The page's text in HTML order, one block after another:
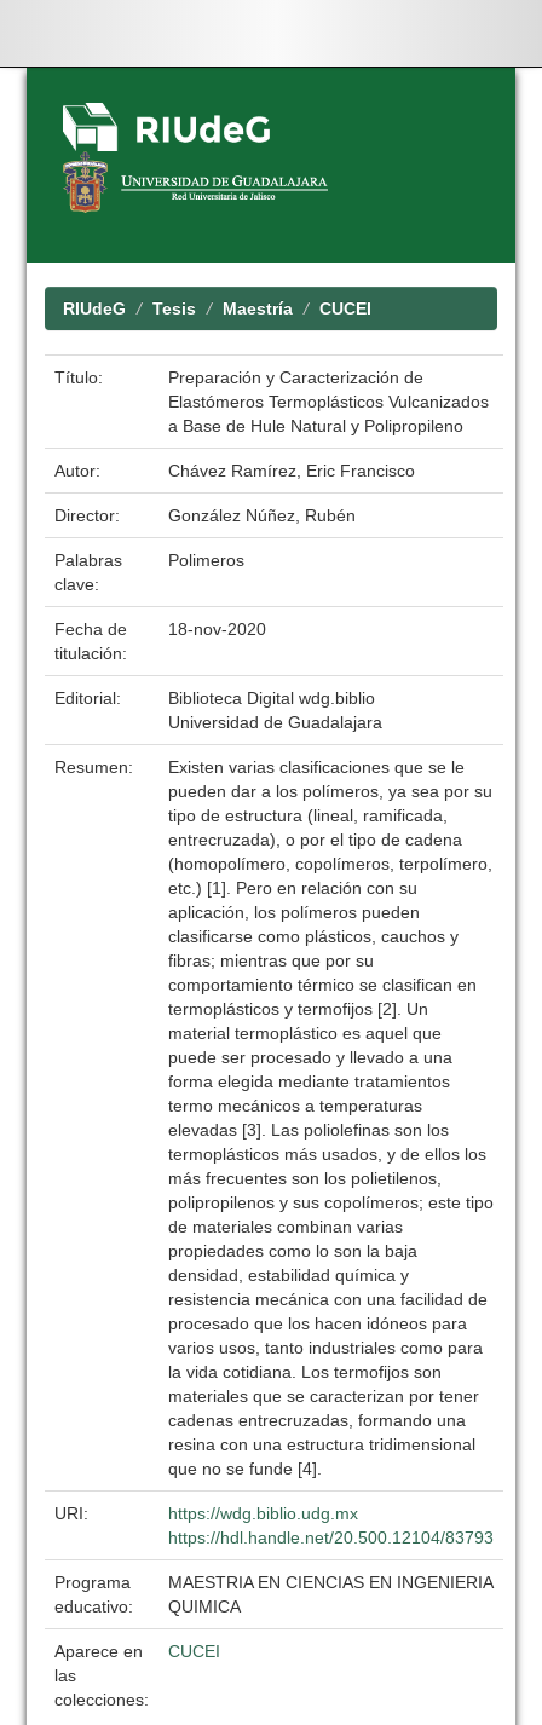
Skip
navigation
RIUdeG Tesis Maestría CUCEI
Título:
Preparación y Caracterización de
Elastómeros Termoplásticos Vulcanizados
a Base de Hule Natural y Polipropileno
Autor: Chávez Ramírez, Eric Francisco
Director: González Núñez, Rubén
Palabras
clave:
Polimeros
Fecha de
titulación:
18-nov-2020
Editorial:
Biblioteca Digital wdg.biblio
Universidad de Guadalajara
Resumen:
Existen varias clasificaciones que se le
pueden dar a los polímeros, ya sea por su
tipo de estructura (lineal, ramificada,
entrecruzada), o por el tipo de cadena
(homopolímero, copolímeros, terpolímero,
etc.) [1]. Pero en relación con su
aplicación, los polímeros pueden
clasificarse como plásticos, cauchos y
fibras; mientras que por su
comportamiento térmico se clasifican en
termoplásticos y termofijos [2]. Un
material termoplástico es aquel que
puede ser procesado y llevado a una
forma elegida mediante tratamientos
termo mecánicos a temperaturas
elevadas [3]. Las poliolefinas son los
termoplásticos más usados, y de ellos los
más frecuentes son los polietilenos,
polipropilenos y sus copolímeros; este tipo
de materiales combinan varias
propiedades como lo son la baja
densidad, estabilidad química y
resistencia mecánica con una facilidad de
procesado que los hacen idóneos para
varios usos, tanto industriales como para
la vida cotidiana. Los termofijos son
materiales que se caracterizan por tener
cadenas entrecruzadas, formando una
resina con una estructura tridimensional
que no se funde [4].
URI:
https://wdg.biblio.udg.mx
https://hdl.handle.net/20.500.12104/83793
Programa
educativo:
MAESTRIA EN CIENCIAS EN INGENIERIA
QUIMICA
Aparece en
las
colecciones:
CUCEI